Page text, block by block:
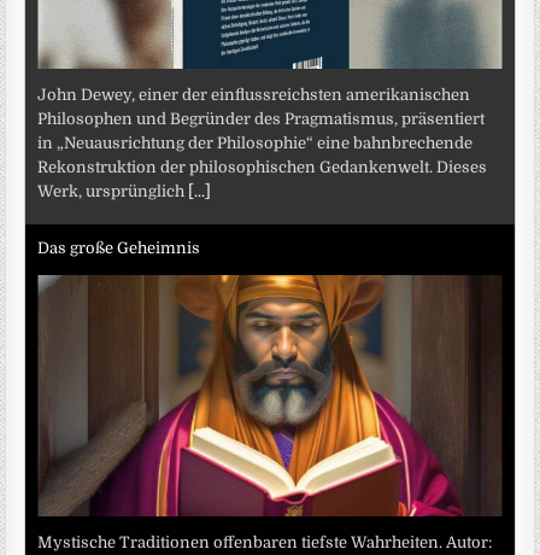
John Dewey, einer der einflussreichsten amerikanischen
Philosophen und Begründer des Pragmatismus, präsentiert
in „Neuausrichtung der Philosophie“ eine bahnbrechende
Rekonstruktion der philosophischen Gedankenwelt. Dieses
Werk, ursprünglich [...]
Das große Geheimnis
Mystische Traditionen offenbaren tiefste Wahrheiten. Autor: